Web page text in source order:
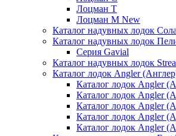
Лоцман Т
Лоцман М New
Каталог надувных лодок
Каталог надувных лодок
Серия Gavial
Каталог надувных лодок
Каталог лодок Angler
Каталог лодок Angler
Каталог лодок Angler
Каталог лодок Angler
Каталог лодок Angler
Каталог лодок Angler